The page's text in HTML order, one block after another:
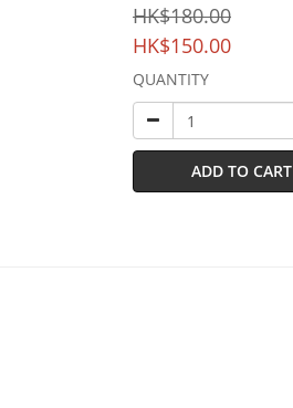
HK$180.00
HK$150.00
QUANTITY
ADD TO CART